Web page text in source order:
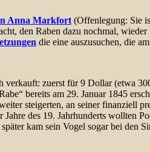
Anna Markfort (Offenlegung: Sie
den Raben dazu nochmal,
die eine auszusuchen, die
verkauft: zuerst für 9 Dollar (etwa
bereits am 29. Januar 1845
steigerten, an seiner finanziell
des 19. Jahrhunderts wollten
kam sein Vogel sogar bei den